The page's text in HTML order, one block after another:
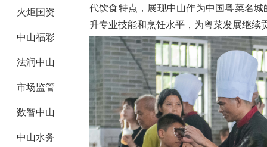
火炬国资
中山福彩
法润中山
市场监管
数智中山
中山水务
代饮食特点，展现中山作为中国粤菜名
升专业技能和烹饪水平，为粤菜发展继续